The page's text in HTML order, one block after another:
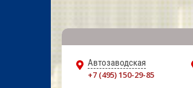
Автозаводская
+7 (495) 150-29-85